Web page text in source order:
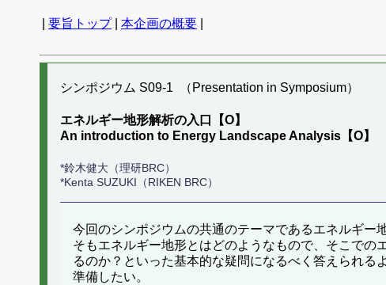
要旨トップ| 本企画の概要
シンポジウム S09-1 （Presentation in Symposium）
エネルギー地形解析の入口【O】
An introduction to Energy Landscape Analysis【O】
*鈴木健大（理研BRC）
*Kenta SUZUKI（RIKEN BRC）
今回のシンポジウムの共通のテーマであるエネルギー
そもエネルギー地形とはどのようなもので、そこで
るのか？といった基本的な疑問になるべく答えられ
準備したい。